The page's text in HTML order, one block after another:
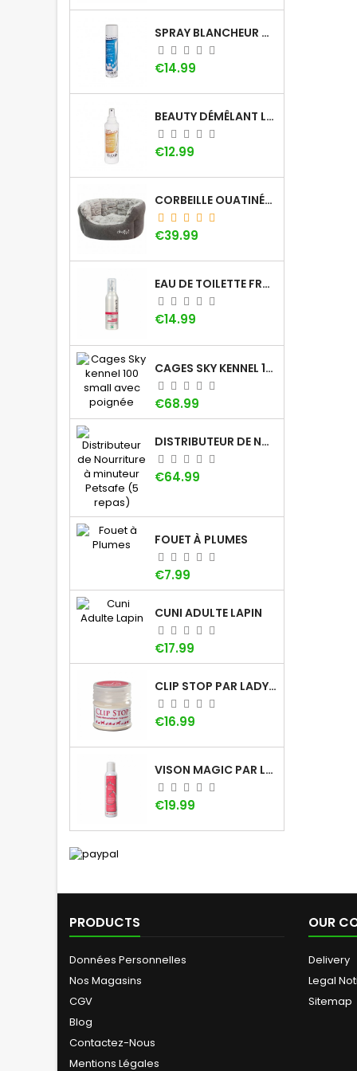
SPRAY BLANCHEUR DOG GÉNÉRATION
Price
€14.99
BEAUTY DÉMÊLANT LOTION DOG GÉNÉRATION
Price
€12.99
CORBEILLE OUATINÉE DOOGY WHOOLY
Price
€39.99
EAU DE TOILETTE FRAISE KHARA
Price
€14.99
CAGES SKY KENNEL 100 SMALL AVEC POIGNÉE
Price
€68.99
DISTRIBUTEUR DE NOURRITURE À MINUTEUR PETSAFE (5 REPAS)
Price
€64.99
FOUET À PLUMES
Price
€7.99
CUNI ADULTE LAPIN
Price
€17.99
CLIP STOP PAR LADYBEL
Price
€16.99
VISON MAGIC PAR LADYBEL
Price
€19.99
PRODUCTS
Données Personnelles
Nos Magasins
CGV
Blog
Contactez-Nous
Mentions Légales
OUR
Delivery
Legal
Sitemap